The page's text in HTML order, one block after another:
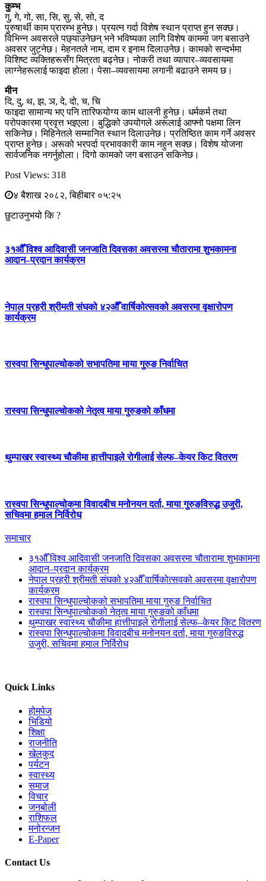
कुम्भ
गु, गे, गो, सा, सि, सु, से, सो, द
पुरुषार्थी काम प्रारम्भ हुनेछ। प्रयत्न गर्दा विशेष स्थान प्राप्त हुन सक्छ।
विभिन्न अवसरले पछ्याउनेछन् भने भविष्यका लागि विशेष काममा जग बसाउने
अवसर जुट्नेछ। मेहनतले नाम, दाम र इनाम दिलाउनेछ। कामको सन्दर्भमा
विशिष्ट व्यक्तिहरूसँग मित्रता बढ्नेछ। नोकरी तथा व्यापार–व्यवसायमा
लाग्नेहरूलाई फाइदा होला। पेसा–व्यवसायमा लगानी बढाउने समय छ।
मीन
दि, दु, थ, झ, ञ, दे, दो, च, चि
फाइदा सामान्य भए पनि तारिफयोग्य काम थालनी हुनेछ। धर्मकर्म तथा
परोपकारमा प्रवृत्त भइएला। बुद्धिको उपयोगले अरूलाई आफ्नो पक्षमा लिन
सकिनेछ। मिहिनेतले सम्मानित स्थान दिलाउनेछ। प्रतिष्ठित काम गर्ने अवसर
प्राप्त हुनेछ। अरूको भरपर्दा प्रभावकारी काम नहुन सक्छ। विशेष योजना
सार्वजनिक नगर्नुहोला। दिगो कामको जग बसाउन सकिनेछ।
Post Views: 318
४ बैशाख २०८२, बिहीबार ०५:२५
छुटाउनुभयो कि ?
३१औँ विश्व आदिवासी जनजाति दिवसका अवसरमा चौतारामा शुभकामना
आदान–प्रदान कार्यक्रम
नेपाल प्रहरी श्रीमती संघको ४२औँ वार्षिकोत्सवको अवसरमा वृक्षारोपण
कार्यक्रम
रास्वपा सिन्धुपाल्चोकको सभापतिमा माया गुरुङ निर्वाचित
रास्वपा सिन्धुपाल्चोकको नेतृत्व माया गुरुङको काँधमा
थुम्पाखर स्वास्थ्य चौकीमा हात्तीपाइले रोगीलाई सेल्फ–केयर किट वितरण
रास्वपा सिन्धुपाल्चोकमा विवादबीच मनोनयन दर्ता, माया गुरुङविरुद्ध उजुरी,
सचिवमा हमाल निर्विरोध
समाचार
३१औँ विश्व आदिवासी जनजाति दिवसका अवसरमा चौतारामा शुभकामना
आदान–प्रदान कार्यक्रम
नेपाल प्रहरी श्रीमती संघको ४२औँ वार्षिकोत्सवको अवसरमा वृक्षारोपण
कार्यक्रम
रास्वपा सिन्धुपाल्चोकको सभापतिमा माया गुरुङ निर्वाचित
रास्वपा सिन्धुपाल्चोकको नेतृत्व माया गुरुङको काँधमा
थुम्पाखर स्वास्थ्य चौकीमा हात्तीपाइले रोगीलाई सेल्फ–केयर किट वितरण
रास्वपा सिन्धुपाल्चोकमा विवादबीच मनोनयन दर्ता, माया गुरुङविरुद्ध
उजुरी, सचिवमा हमाल निर्विरोध
Quick Links
होमपेज
भिडियो
शिक्षा
राजनीति
खेलकुद
पर्यटन
स्वास्थ्य
समाज
विचार
जनबोली
राशिफल
मनोरन्जन
E-Paper
Contact Us